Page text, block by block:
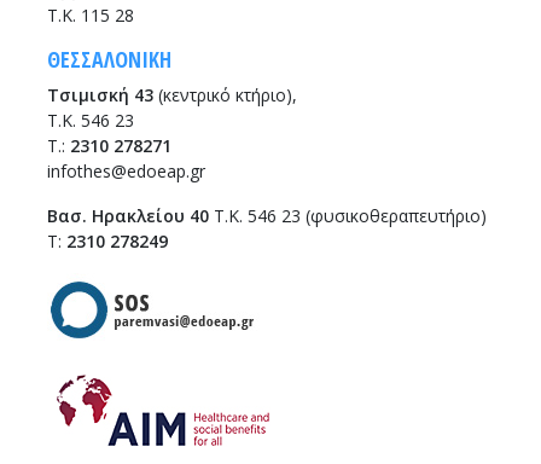
Τ.Κ. 115 28
ΘΕΣΣΑΛΟΝΙΚΗ
Τσιμισκή 43 (κεντρικό κτήριο),
Τ.Κ. 546 23
T.: 2310 278271
infothes@edoeap.gr
Βασ. Ηρακλείου 40 Τ.Κ. 546 23 (φυσικοθεραπευτήριο)
Τ: 2310 278249